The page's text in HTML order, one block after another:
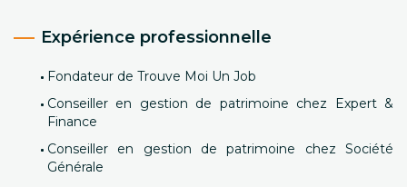
Expérience professionnelle
Fondateur de Trouve Moi Un Job
Conseiller en gestion de patrimoine chez Expert &
Finance
Conseiller en gestion de patrimoine chez Société
Générale